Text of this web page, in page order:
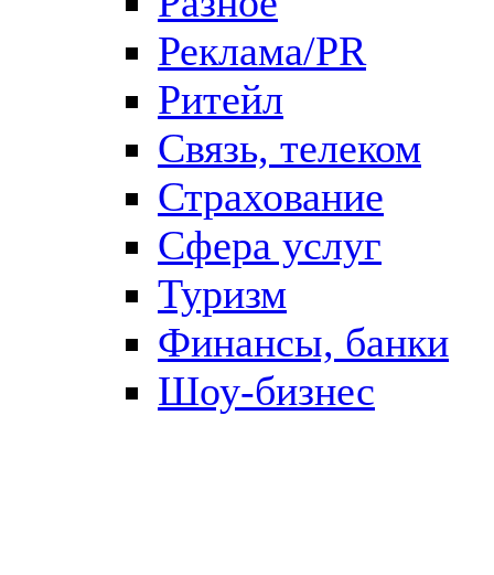
Реклама/PR
Ритейл
Связь, телеком
Страхование
Сфера услуг
Туризм
Финансы, банки
Шоу-бизнес